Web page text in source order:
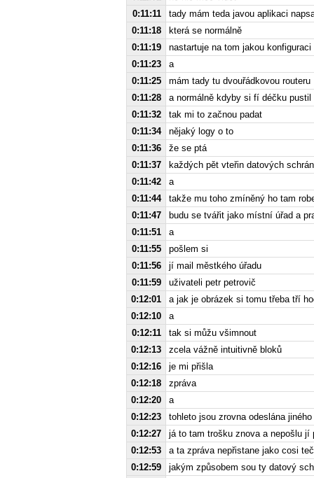
0:11:11
tady mám teda javou aplikaci
0:11:18
která se normálně
0:11:19
nastartuje na tom jakou konfiguraci
0:11:23
a
0:11:25
mám tady tu dvouřádkovou routeru
0:11:28
a normálně kdyby si fí déčku pustil
0:11:32
tak mi to začnou padat
0:11:34
nějaký logy o to
0:11:36
že se ptá
0:11:37
každých pět vteřin datových
0:11:42
a
0:11:44
takže mu toho zmíněný ho tam
0:11:47
budu se tvářit jako místní úřad a
0:11:51
a
0:11:55
pošlem si
0:11:56
jí mail městkého úřadu
0:11:59
uživateli petr petrovič
0:12:01
a jak je obrázek si tomu třeba tří
0:12:10
a
0:12:11
tak si můžu všimnout
0:12:13
zcela vážně intuitivně bloků
0:12:16
je mi přišla
0:12:18
zpráva
0:12:20
a
0:12:23
tohleto jsou zrovna odeslána jiného
0:12:27
já to tam trošku znova a nepošlu jí
0:12:53
a ta zpráva nepřistane jako cosi
0:12:59
jakým způsobem sou ty datový